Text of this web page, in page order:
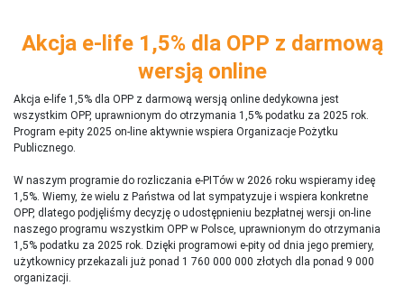
Akcja e-life 1,5% dla OPP z darmową
wersją online
Akcja e-life 1,5% dla OPP z darmową wersją online dedykowna jest
wszystkim OPP, uprawnionym do otrzymania 1,5% podatku za 2025 rok.
Program e-pity 2025 on-line aktywnie wspiera Organizacje Pożytku
Publicznego.
W naszym programie do rozliczania e-PITów w 2026 roku wspieramy ideę
1,5%. Wiemy, że wielu z Państwa od lat sympatyzuje i wspiera konkretne
OPP, dlatego podjęliśmy decyzję o udostępnieniu bezpłatnej wersji on-line
naszego programu wszystkim OPP w Polsce, uprawnionym do otrzymania
1,5% podatku za 2025 rok. Dzięki programowi e-pity od dnia jego premiery,
użytkownicy przekazali już ponad 1 760 000 000 złotych dla ponad 9 000
organizacji.